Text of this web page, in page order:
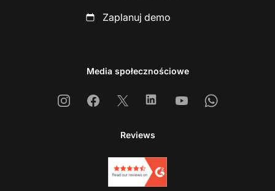
Zaplanuj demo
Media społecznościowe
InstagramFacebook
X LinkedinYoutubeWhatsapp
Reviews